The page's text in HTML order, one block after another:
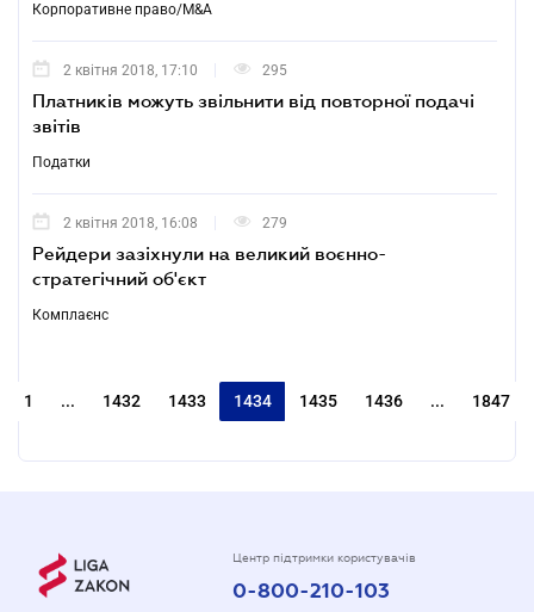
Корпоративне право/M&A
2 квітня 2018, 17:10 295
Платників можуть звільнити від повторної подачі
звітів
Податки
2 квітня 2018, 16:08 279
Рейдери зазіхнули на великий воєнно-
стратегічний об'єкт
Комплаєнс
1 ... 1432 1433 1434 1435 1436 ... 1847
Центр підтримки користувачів
0-800-210-103